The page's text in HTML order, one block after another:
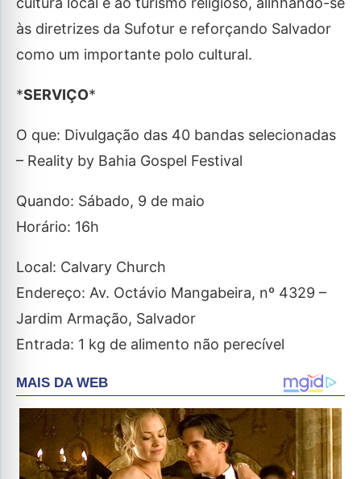
às diretrizes da Sufotur e reforçando Salvador
como um importante polo cultural.
*SERVIÇO*
O que: Divulgação das 40 bandas selecionadas
– Reality by Bahia Gospel Festival
Quando: Sábado, 9 de maio
Horário: 16h
Local: Calvary Church
Endereço: Av. Octávio Mangabeira, nº 4329 –
Jardim Armação, Salvador
Entrada: 1 kg de alimento não perecível